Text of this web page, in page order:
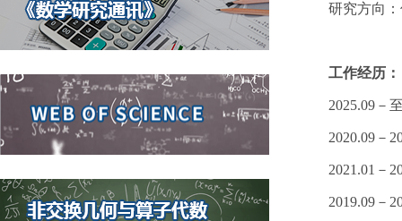
研究方向
工作经历：
2025.09－
2020.09－
2021.01 －
2019.09－